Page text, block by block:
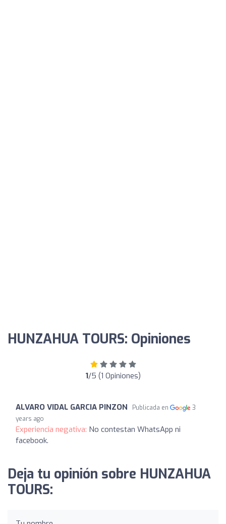
HUNZAHUA TOURS: Opiniones
1/5 (1 Opiniones)
ALVARO VIDAL GARCIA PINZON Publicada en
3
years ago
Experiencia negativa: No contestan WhatsApp ni
facebook.
Deja tu opinión sobre HUNZAHUA
TOURS: